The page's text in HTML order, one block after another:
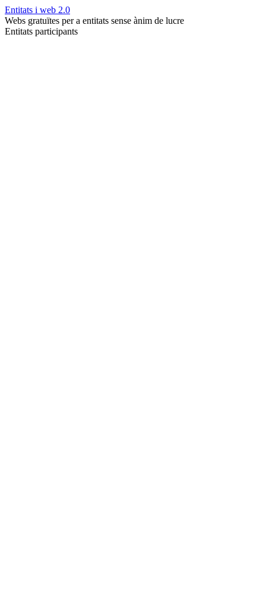
Entitats i web 2.0
Webs gratuïtes per a entitats sense ànim de lucre
Entitats participants